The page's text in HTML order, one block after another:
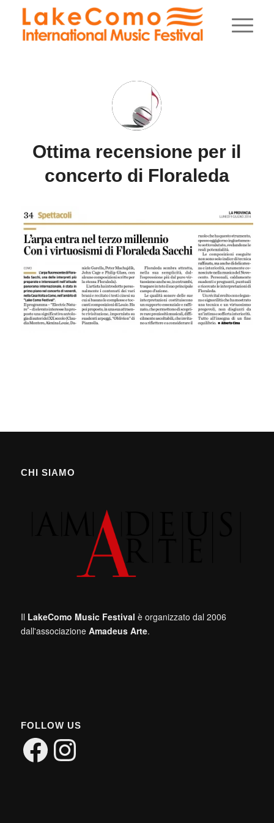
Ottima recensione per il
concerto di Floraleda
CHI SIAMO
Il LakeComo Music Festival è organizzato dal 2006
dall'associazione Amadeus Arte.
FOLLOW US
FacebookInstagram